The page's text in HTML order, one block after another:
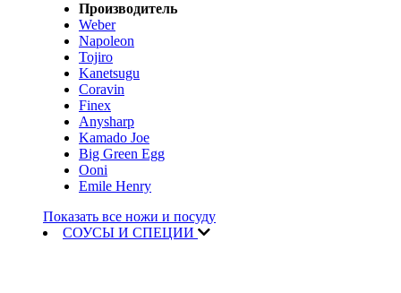
Производитель
Weber
Napoleon
Tojiro
Kanetsugu
Coravin
Finex
Anysharp
Kamado Joe
Big Green Egg
Ooni
Emile Henry
Показать все ножи и посуду
СОУСЫ И СПЕЦИИ